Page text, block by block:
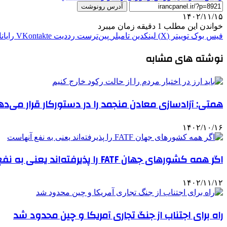
آدرس رونوشت
۱۴۰۲/۱۱/۱۵
خواندن این مطلب 1 دقیقه زمان میبرد
فیس بوک توییتر (X) لینکدین ‫تامبلر ‫پین‌ترست ‫رددیت ‫VKontakte
نوشته های مشابه
همتی: آزادسازی معادن منجمد را در دستورکار قرار
۱۴۰۲/۱۰/۱۶
اگر همه کشورهای جهان FATF را پذیرفته‌اند یعنی به نفع آنهاست
۱۴۰۲/۱۱/۱۲
راه برای اجتناب از جنگ تجاری آمریکا و چین محدود شد